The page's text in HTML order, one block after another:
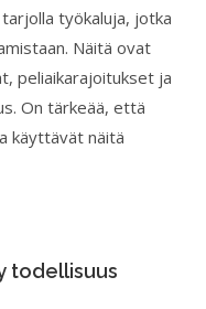
työkaluja, jotka
Näitä ovat
peliaikarajoitukset ja
On tärkeää, että
käyttävät näitä
todellisuus